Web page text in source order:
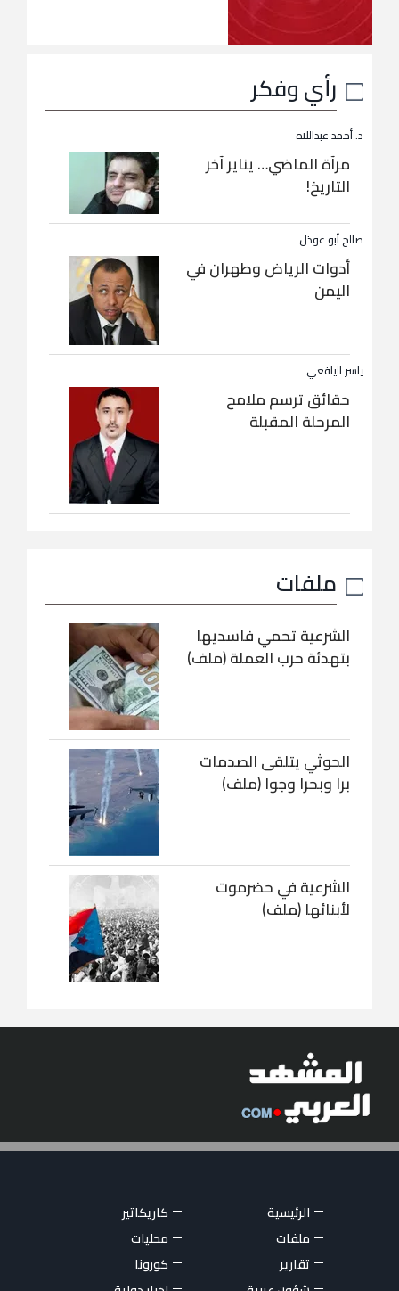
رأي وفكر
د. أحمد عبداللاه
مرآة الماضي… يناير آخر
التاريخ!
صالح أبو عوذل
أدوات الرياض وطهران في
اليمن
ياسر اليافعي
حقائق ترسم ملامح
المرحلة المقبلة
ملفات
الشرعية تحمي فاسديها
بتهدئة حرب العملة (ملف)
الحوثي يتلقى الصدمات
برا وبحرا وجوا (ملف)
الشرعية في حضرموت
لأبنائها (ملف)
الرئيسية
كاريكاتير
ملفات
محليات
تقارير
كورونا